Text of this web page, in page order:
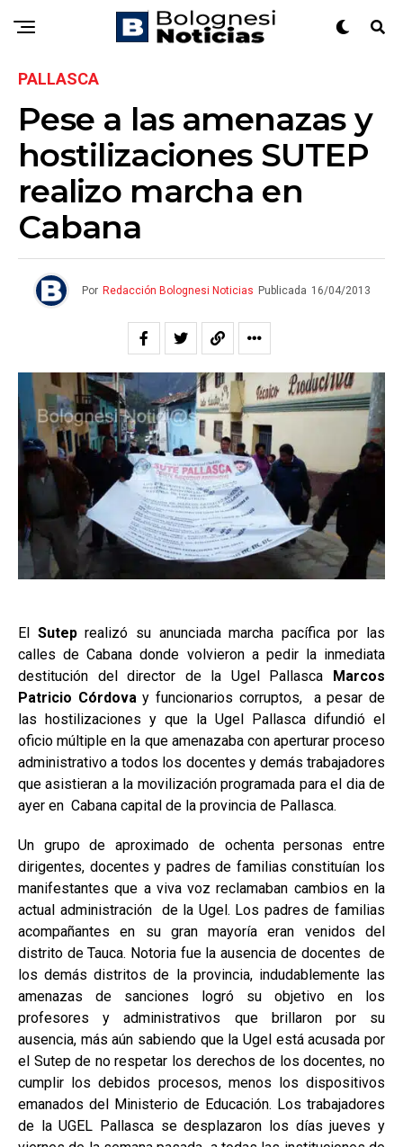
PALLASCA
Pese a las amenazas y
hostilizaciones SUTEP
realizo marcha en
Cabana
Por Redacción Bolognesi Noticias Publicada 16/04/2013
El Suteprealizó su anunciada marcha pacífica por las
calles de Cabana donde volvieron a pedir la inmediata
destitución del director de la Ugel Pallasca Marcos
Patricio Córdova y funcionarios corruptos, a pesar de
las hostilizaciones y que la Ugel Pallasca difundió el
oficio múltiple en la que amenazaba con aperturar proceso
administrativo a todos los docentes y demás trabajadores
que asistieran a la movilización programada para el dia de
ayer en Cabana capital de la provincia de Pallasca.
Un grupo de aproximado de ochenta personas entre
dirigentes, docentes y padres de familias constituían los
manifestantes que a viva voz reclamaban cambios en la
actual administración de la Ugel. Los padres de familias
acompañantes en su gran mayoría eran venidos del
distrito de Tauca. Notoria fue la ausencia de docentes de
los demás distritos de la provincia, indudablemente las
amenazas de sanciones logró su objetivo en los
profesores y administrativos que brillaron por su
ausencia, más aún sabiendo que la Ugel está acusada por
el Sutep de no respetar los derechos de los docentes, no
cumplir los debidos procesos, menos los dispositivos
emanados del Ministerio de Educación. Los trabajadores
de la UGEL Pallasca se desplazaron los días jueves y